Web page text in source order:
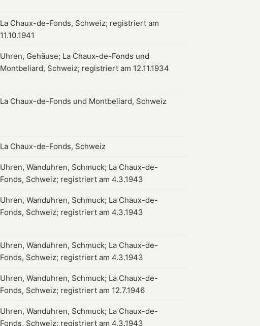
La Chaux-de-Fonds, Schweiz; registriert am
11.10.1941
Uhren, Gehäuse; La Chaux-de-Fonds und
Montbeliard, Schweiz; registriert am 12.11.1934
La Chaux-de-Fonds und Montbeliard, Schweiz
La Chaux-de-Fonds, Schweiz
Uhren, Wanduhren, Schmuck; La Chaux-de-
Fonds, Schweiz; registriert am 4.3.1943
Uhren, Wanduhren, Schmuck; La Chaux-de-
Fonds, Schweiz; registriert am 4.3.1943
Uhren, Wanduhren, Schmuck; La Chaux-de-
Fonds, Schweiz; registriert am 4.3.1943
Uhren, Wanduhren, Schmuck; La Chaux-de-
Fonds, Schweiz; registriert am 12.7.1946
Uhren, Wanduhren, Schmuck; La Chaux-de-
Fonds, Schweiz; registriert am 4.3.1943